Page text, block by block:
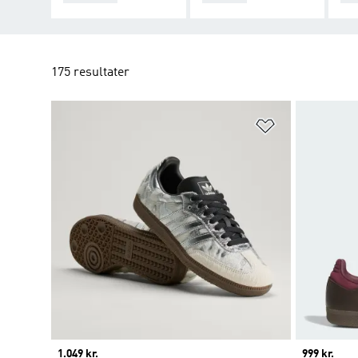
175 resultater
Price
1.049 kr.
Price
999 kr.